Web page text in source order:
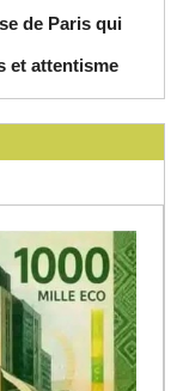
de Paris qui
et attentisme